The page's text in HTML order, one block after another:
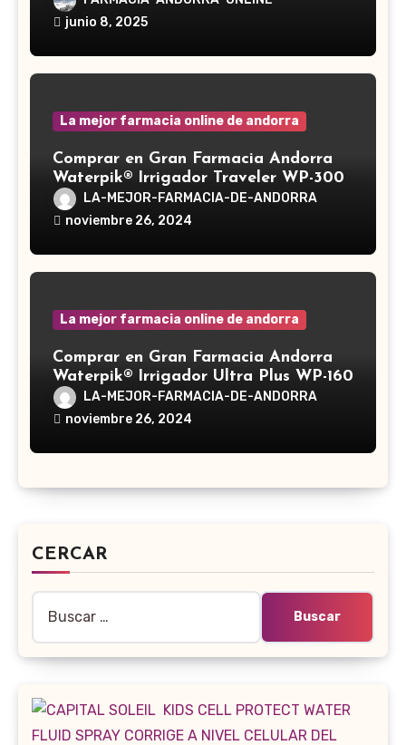
Ganoderma lucidum, es un hongo
en la medicina tradicional asiática
junio 8, 2025
La mejor farmacia online de andorra
Comprar en Gran Farmacia Andorra
Waterpik® Irrigador Traveler WP-300
LA-MEJOR-FARMACIA-DE-ANDORRA
noviembre 26, 2024
La mejor farmacia online de andorra
Comprar en Gran Farmacia Andorra
Waterpik® Irrigador Ultra Plus WP-160
LA-MEJOR-FARMACIA-DE-ANDORRA
noviembre 26, 2024
CERCAR